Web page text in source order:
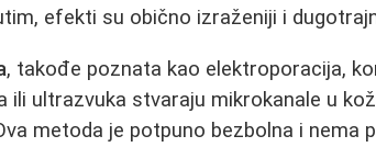
efekti su obično izraženiji i
, takođe poznata kao elektroporacija,
ili ultrazvuka stvaraju mikrokanale u
metoda je potpuno bezbolna i nema